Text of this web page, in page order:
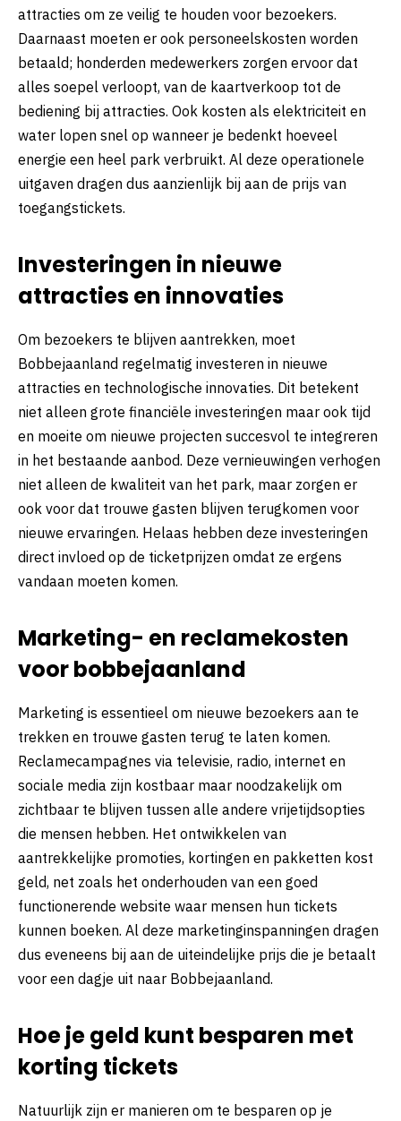
attracties om ze veilig te houden voor bezoekers.
Daarnaast moeten er ook personeelskosten worden
betaald; honderden medewerkers zorgen ervoor dat
alles soepel verloopt, van de kaartverkoop tot de
bediening bij attracties. Ook kosten als elektriciteit en
water lopen snel op wanneer je bedenkt hoeveel
energie een heel park verbruikt. Al deze operationele
uitgaven dragen dus aanzienlijk bij aan de prijs van
toegangstickets.
Investeringen in nieuwe
attracties en innovaties
Om bezoekers te blijven aantrekken, moet
Bobbejaanland regelmatig investeren in nieuwe
attracties en technologische innovaties. Dit betekent
niet alleen grote financiële investeringen maar ook tijd
en moeite om nieuwe projecten succesvol te integreren
in het bestaande aanbod. Deze vernieuwingen verhogen
niet alleen de kwaliteit van het park, maar zorgen er
ook voor dat trouwe gasten blijven terugkomen voor
nieuwe ervaringen. Helaas hebben deze investeringen
direct invloed op de ticketprijzen omdat ze ergens
vandaan moeten komen.
Marketing- en reclamekosten
voor bobbejaanland
Marketing is essentieel om nieuwe bezoekers aan te
trekken en trouwe gasten terug te laten komen.
Reclamecampagnes via televisie, radio, internet en
sociale media zijn kostbaar maar noodzakelijk om
zichtbaar te blijven tussen alle andere vrijetijdsopties
die mensen hebben. Het ontwikkelen van
aantrekkelijke promoties, kortingen en pakketten kost
geld, net zoals het onderhouden van een goed
functionerende website waar mensen hun tickets
kunnen boeken. Al deze marketinginspanningen dragen
dus eveneens bij aan de uiteindelijke prijs die je betaalt
voor een dagje uit naar Bobbejaanland.
Hoe je geld kunt besparen met
korting tickets
Natuurlijk zijn er manieren om te besparen op je